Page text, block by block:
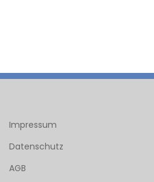
Impressum
Datenschutz
AGB